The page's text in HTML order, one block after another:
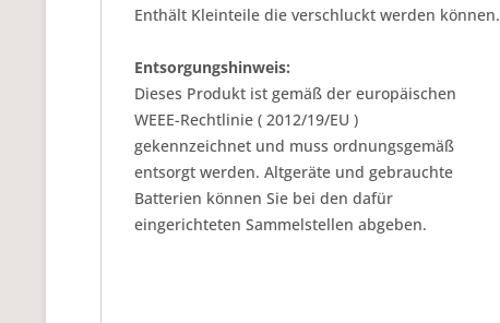
Enthält Kleinteile die verschluckt werden können.
Entsorgungshinweis:
Dieses Produkt ist gemäß der europäischen
WEEE-Rechtlinie ( 2012/19/EU )
gekennzeichnet und muss ordnungsgemäß
entsorgt werden. Altgeräte und gebrauchte
Batterien können Sie bei den dafür
eingerichteten Sammelstellen abgeben.